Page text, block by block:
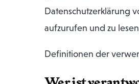
Datenschutzerklärung
aufzurufen und zu
Definitionen der